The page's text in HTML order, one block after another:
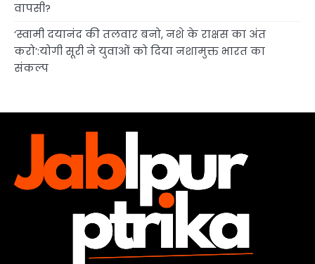
वापसी?
‘स्वामी दयानंद की तलवार बनो, नशे के राक्षस का अंत
करो’:योगी सूरी ने युवाओं को दिया नशामुक्त भारत का
संकल्प